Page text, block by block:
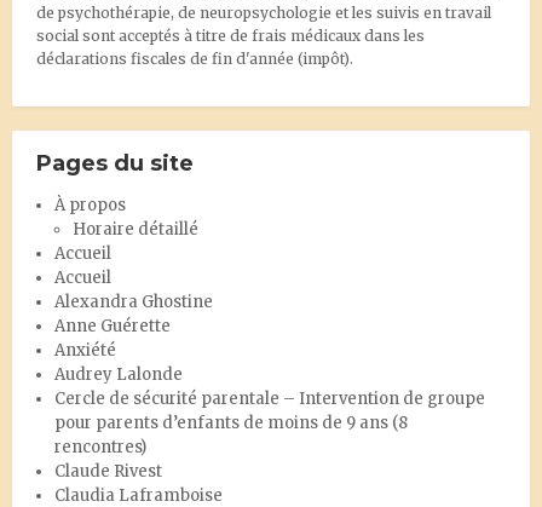
de psychothérapie, de neuropsychologie et les suivis en travail
social sont acceptés à titre de frais médicaux dans les
déclarations fiscales de fin d'année (impôt).
Pages du site
À propos
Horaire détaillé
Accueil
Accueil
Alexandra Ghostine
Anne Guérette
Anxiété
Audrey Lalonde
Cercle de sécurité parentale – Intervention de groupe
pour parents d’enfants de moins de 9 ans (8
rencontres)
Claude Rivest
Claudia Laframboise